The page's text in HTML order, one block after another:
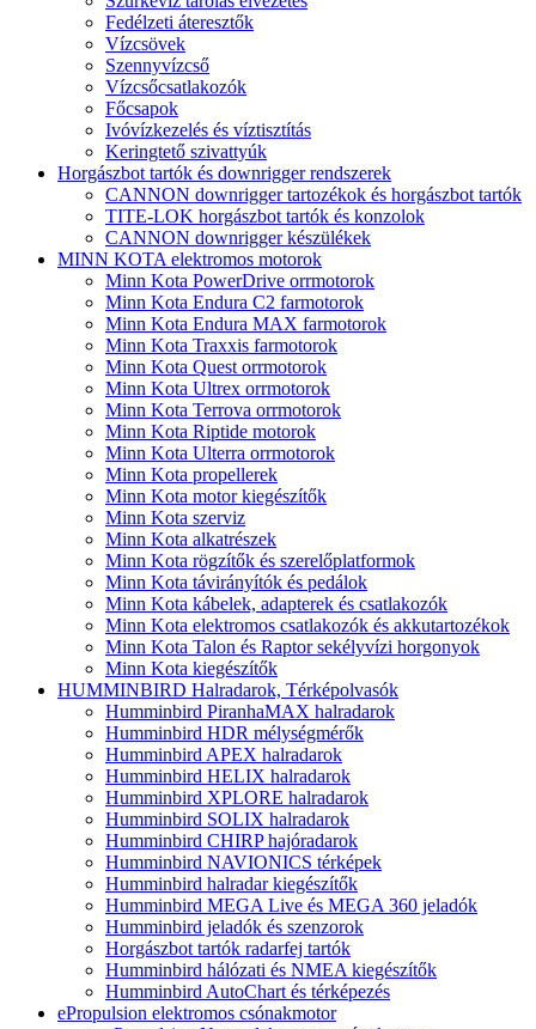
Fedélzeti áteresztők
Vízcsövek
Szennyvízcső
Vízcsőcsatlakozók
Főcsapok
Ivóvízkezelés és víztisztítás
Keringtető szivattyúk
Horgászbot tartók és downrigger rendszerek
CANNON downrigger tartozékok és horgászbot tartók
TITE-LOK horgászbot tartók és konzolok
CANNON downrigger készülékek
MINN KOTA elektromos motorok
Minn Kota PowerDrive orrmotorok
Minn Kota Endura C2 farmotorok
Minn Kota Endura MAX farmotorok
Minn Kota Traxxis farmotorok
Minn Kota Quest orrmotorok
Minn Kota Ultrex orrmotorok
Minn Kota Terrova orrmotorok
Minn Kota Riptide motorok
Minn Kota Ulterra orrmotorok
Minn Kota propellerek
Minn Kota motor kiegészítők
Minn Kota szerviz
Minn Kota alkatrészek
Minn Kota rögzítők és szerelőplatformok
Minn Kota távirányítók és pedálok
Minn Kota kábelek, adapterek és csatlakozók
Minn Kota elektromos csatlakozók és akkutartozékok
Minn Kota Talon és Raptor sekélyvízi horgonyok
Minn Kota kiegészítők
HUMMINBIRD Halradarok, Térképolvasók
Humminbird PiranhaMAX halradarok
Humminbird HDR mélységmérők
Humminbird APEX halradarok
Humminbird HELIX halradarok
Humminbird XPLORE halradarok
Humminbird SOLIX halradarok
Humminbird CHIRP hajóradarok
Humminbird NAVIONICS térképek
Humminbird halradar kiegészítők
Humminbird MEGA Live és MEGA 360 jeladók
Humminbird jeladók és szenzorok
Horgászbot tartók radarfej tartók
Humminbird hálózati és NMEA kiegészítők
Humminbird AutoChart és térképezés
ePropulsion elektromos csónakmotor